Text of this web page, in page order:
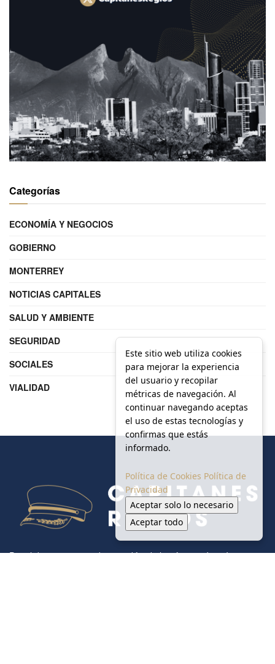
Categorías
ECONOMÍA Y NEGOCIOS
GOBIERNO
MONTERREY
NOTICIAS CAPITALES
SALUD Y AMBIENTE
SEGURIDAD
SOCIALES
VIALIDAD
Portal de noticias creado para difundir la información más
Este sitio web utiliza cookies
para mejorar la experiencia
del usuario y recopilar
métricas de navegación. Al
continuar navegando aceptas
el uso de estas tecnologías y
confirmas que estás
informado.
Política de Cookies Política de
Privacidad
Aceptar solo lo necesario
Aceptar todo